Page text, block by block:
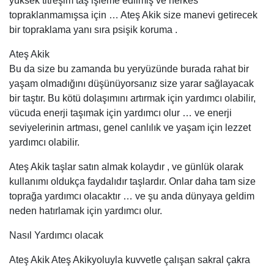
topraklanmamışsa için … Ateş Akik size manevi getirecek
bir topraklama yanı sıra psişik koruma .
Ateş Akik
Bu da size bu zamanda bu yeryüzünde burada rahat bir
yaşam olmadığını düşünüyorsanız size yarar sağlayacak
bir taştır. Bu kötü dolaşımını artırmak için yardımcı olabilir,
vücuda enerji taşımak için yardımcı olur … ve enerji
seviyelerinin artması, genel canlılık ve yaşam için lezzet
yardımcı olabilir.
Ateş Akik taşlar satın almak kolaydır , ve günlük olarak
kullanımı oldukça faydalıdır taşlardır. Onlar daha tam size
toprağa yardımcı olacaktır … ve şu anda dünyaya geldim
neden hatırlamak için yardımcı olur.
Nasıl Yardımcı olacak
Ateş Akik Ateş Akikyoluyla kuvvetle çalışan sakral çakra